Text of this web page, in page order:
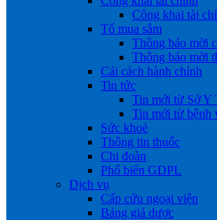
Công khai tài
Tổ mua sắm
Thông báo mời
Thông báo mời
Cải cách hành chính
Tin tức
Tin mới từ Sở Y
Tin mới từ bệnh
Sức khoẻ
Thông tin thuốc
Chi đoàn
Phổ biến GDPL
Dịch vụ
Cấp cứu ngoại viện
Bảng giá dược